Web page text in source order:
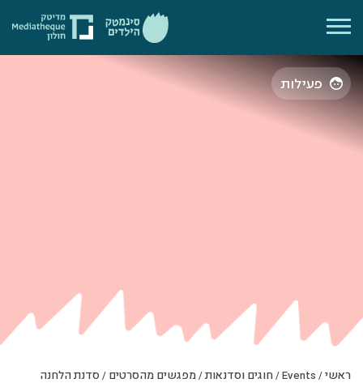
פעילות
ראשי/
Events
/חוגים וסדנאות/מפגשים מהסרטים / סדנת הלחנה